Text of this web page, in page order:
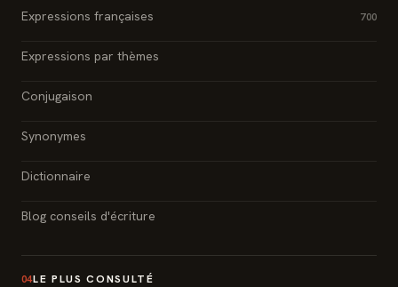
Expressions françaises 700
Expressions par thèmes
Conjugaison
Synonymes
Dictionnaire
Blog conseils d'écriture
04LE PLUS CONSULTÉ